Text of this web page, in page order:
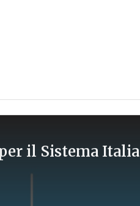
il Sistema Italia